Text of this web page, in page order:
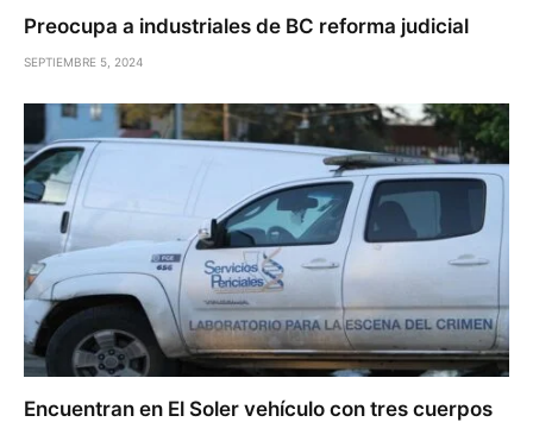
Preocupa a industriales de BC reforma judicial
SEPTIEMBRE 5, 2024
Encuentran en El Soler vehículo con tres cuerpos